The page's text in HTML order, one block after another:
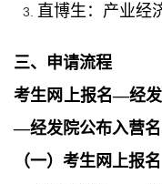
3. 直博生：产业经
三、申请流程
考生网上报名—经
—经发院公布入营
（一）考生网上报名